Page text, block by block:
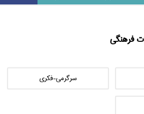
فرهنگي
سرگرمي-فكري